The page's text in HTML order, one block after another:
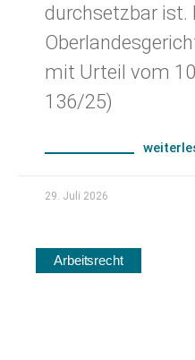
durchsetzbar ist.
mit Urteil vom
136/25)
29. Juli 2026
Arbeitsrecht